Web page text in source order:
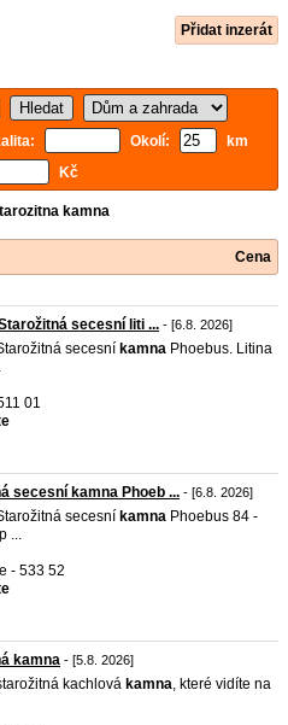
Přidat inzerát
Okolí:
km
Kč
kamna
Cena
secesní liti ... - [6.8. 2026]
secesní kamna Phoebus. Litina
01
secesní kamna Phoeb ... - [6.8. 2026]
secesní kamna Phoebus 84 -
...
- 533 52
kamna - [5.8. 2026]
kachlová kamna, které vidíte na